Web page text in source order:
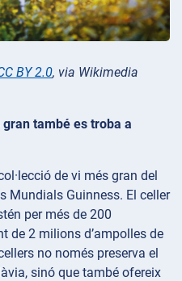
BY 2.0, via Wikimedia
també es troba a
de vi més gran del
Mundials Guinness. El celler
per més de 200
de 2 milions d’ampolles de
no només preserva el
sinó que també ofereix